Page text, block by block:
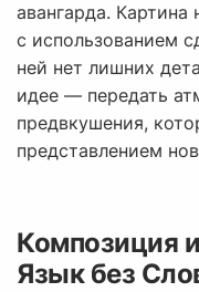
авангарда. Картина
с использованием
ней нет лишних
идее — передать
предвкушения,
представлением
Композиция
Язык без